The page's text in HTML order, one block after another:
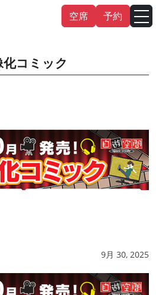
空席 予約
コミック
9月 30, 2025
繁體） 中文（简体）
日本語